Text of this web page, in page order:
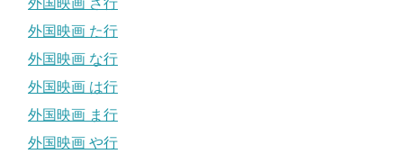
外国映画 た行
外国映画 な行
外国映画 は行
外国映画 ま行
外国映画 や行